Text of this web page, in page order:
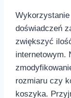
doświadczeń
zwiększyć
internetowym.
rozmiaru czy
koszyka.